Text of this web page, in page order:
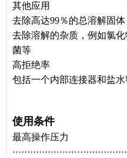
其他应用
去除高达99％的总溶解固体
去除溶解的杂质，例如氯
菌等
高拒绝率
包括一个内部连接器和盐
使用条件
最高操作压力